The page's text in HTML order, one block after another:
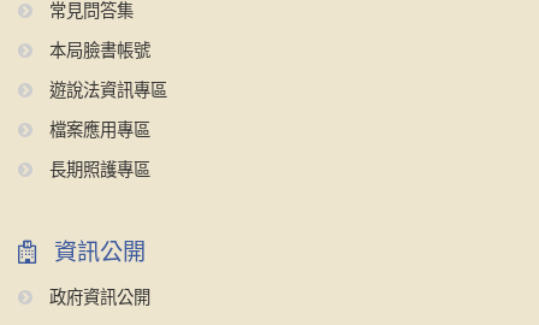
常見問答集
本局臉書帳號
遊說法資訊專區
檔案應用專區
長期照護專區
資訊公開
政府資訊公開